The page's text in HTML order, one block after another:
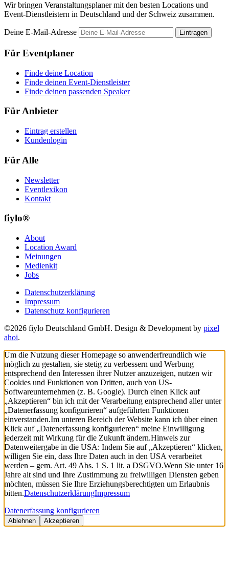
Wir bringen Veranstaltungsplaner mit den besten Locations und
Event-Dienstleistern in Deutschland und der Schweiz zusammen.
Deine E-Mail-Adresse Eintragen
Für Eventplaner
Finde deine Location
Finde deinen Event-Dienstleister
Finde deinen passenden Speaker
Für Anbieter
Eintrag erstellen
Kundenlogin
Für Alle
Newsletter
Eventlexikon
Kontakt
fiylo®
About
Location Award
Meinungen
Medienkit
Jobs
Datenschutzerklärung
Impressum
Datenschutz konfigurieren
©2026 fiylo Deutschland GmbH. Design & Development by pixel
ahoi.
Um die Nutzung dieser Homepage so anwenderfreundlich wie
möglich zu gestalten, sie stetig zu verbessern und Werbung
entsprechend den Interessen ihrer Nutzer anzuzeigen, nutzen wir
Cookies und Funktionen von Dritten, auch von US-
Softwareunternehmen (z. B. Google). Durch einen Klick auf
„Akzeptieren“ bin ich mit der Verarbeitung entsprechend aller unter
„Datenerfassung konfigurieren“ aufgeführten Funktionen
einverstanden.Im unteren Bereich der Website kann ich über einen
Klick auf „Datenerfassung konfigurieren“ meine Einwilligung
jederzeit mit Wirkung für die Zukunft ändern.Hinweis zur
Datenweitergabe in die USA: Indem Sie auf „Akzeptieren“ klicken,
willigen Sie ein, dass Ihre Daten auch in den USA verarbeitet
werden – gem. Art. 49 Abs. 1 S. 1 lit. a DSGVO.Wenn Sie unter 16
Jahre alt sind und Ihre Zustimmung zu freiwilligen Diensten geben
möchten, müssen Sie Ihre Erziehungsberechtigten um Erlaubnis
bitten.DatenschutzerklärungImpressum
Datenerfassung konfigurieren
Ablehnen Akzeptieren